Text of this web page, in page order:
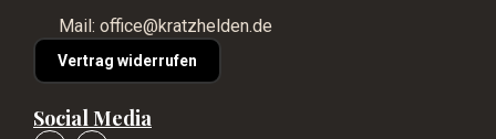
Mail: office@kratzhelden.de
Vertrag widerrufen
Social Media